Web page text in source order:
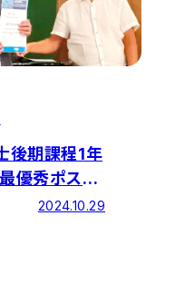
後期課程1年
優秀ポスタ
2024.10.29